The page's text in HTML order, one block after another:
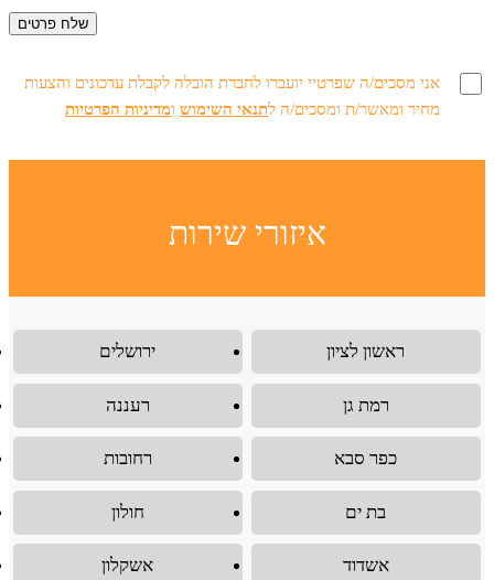
אני מסכים/ה שפרטיי יועברו לחברת הובלה לקבלת עדכונים והצעות
מחיר ומאשר/ת ומסכים/ה לתנאי השימוש ומדיניות הפרטיות
איזורי שירות
ירושלים ראשון לציון
רעננה רמת גן
רחובות כפר סבא
חולון בת ים
אשקלון אשדוד